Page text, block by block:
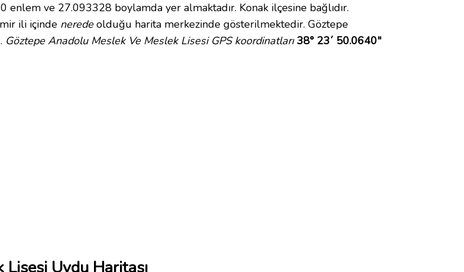
enlem ve 27.093328 boylamda yer almaktadır. Konak ilçesine bağlıdır.
ili içinde neredeolduğu harita merkezinde gösterilmektedir. Göztepe
Göztepe Anadolu Meslek Ve Meslek Lisesi GPS koordinatları 38° 23´ 50.0640"
Uydu Haritası